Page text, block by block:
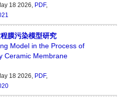
18 2026, PDF,
膜污染模型研究
Model in the Process of
Ceramic Membrane
18 2026, PDF,